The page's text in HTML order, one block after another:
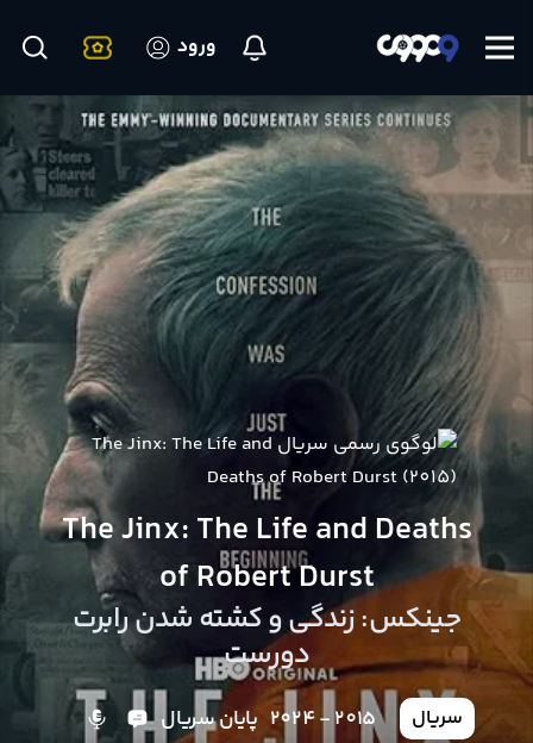
ورود
The Jinx: The Life and Deaths
of Robert Durst
جینکس: زندگی و کشته شدن رابرت
دورست
سریال 2015 - 2024 پایان سریال